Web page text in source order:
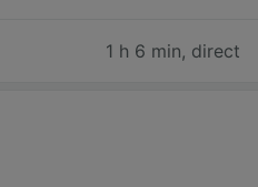
1 h 6 min, direct